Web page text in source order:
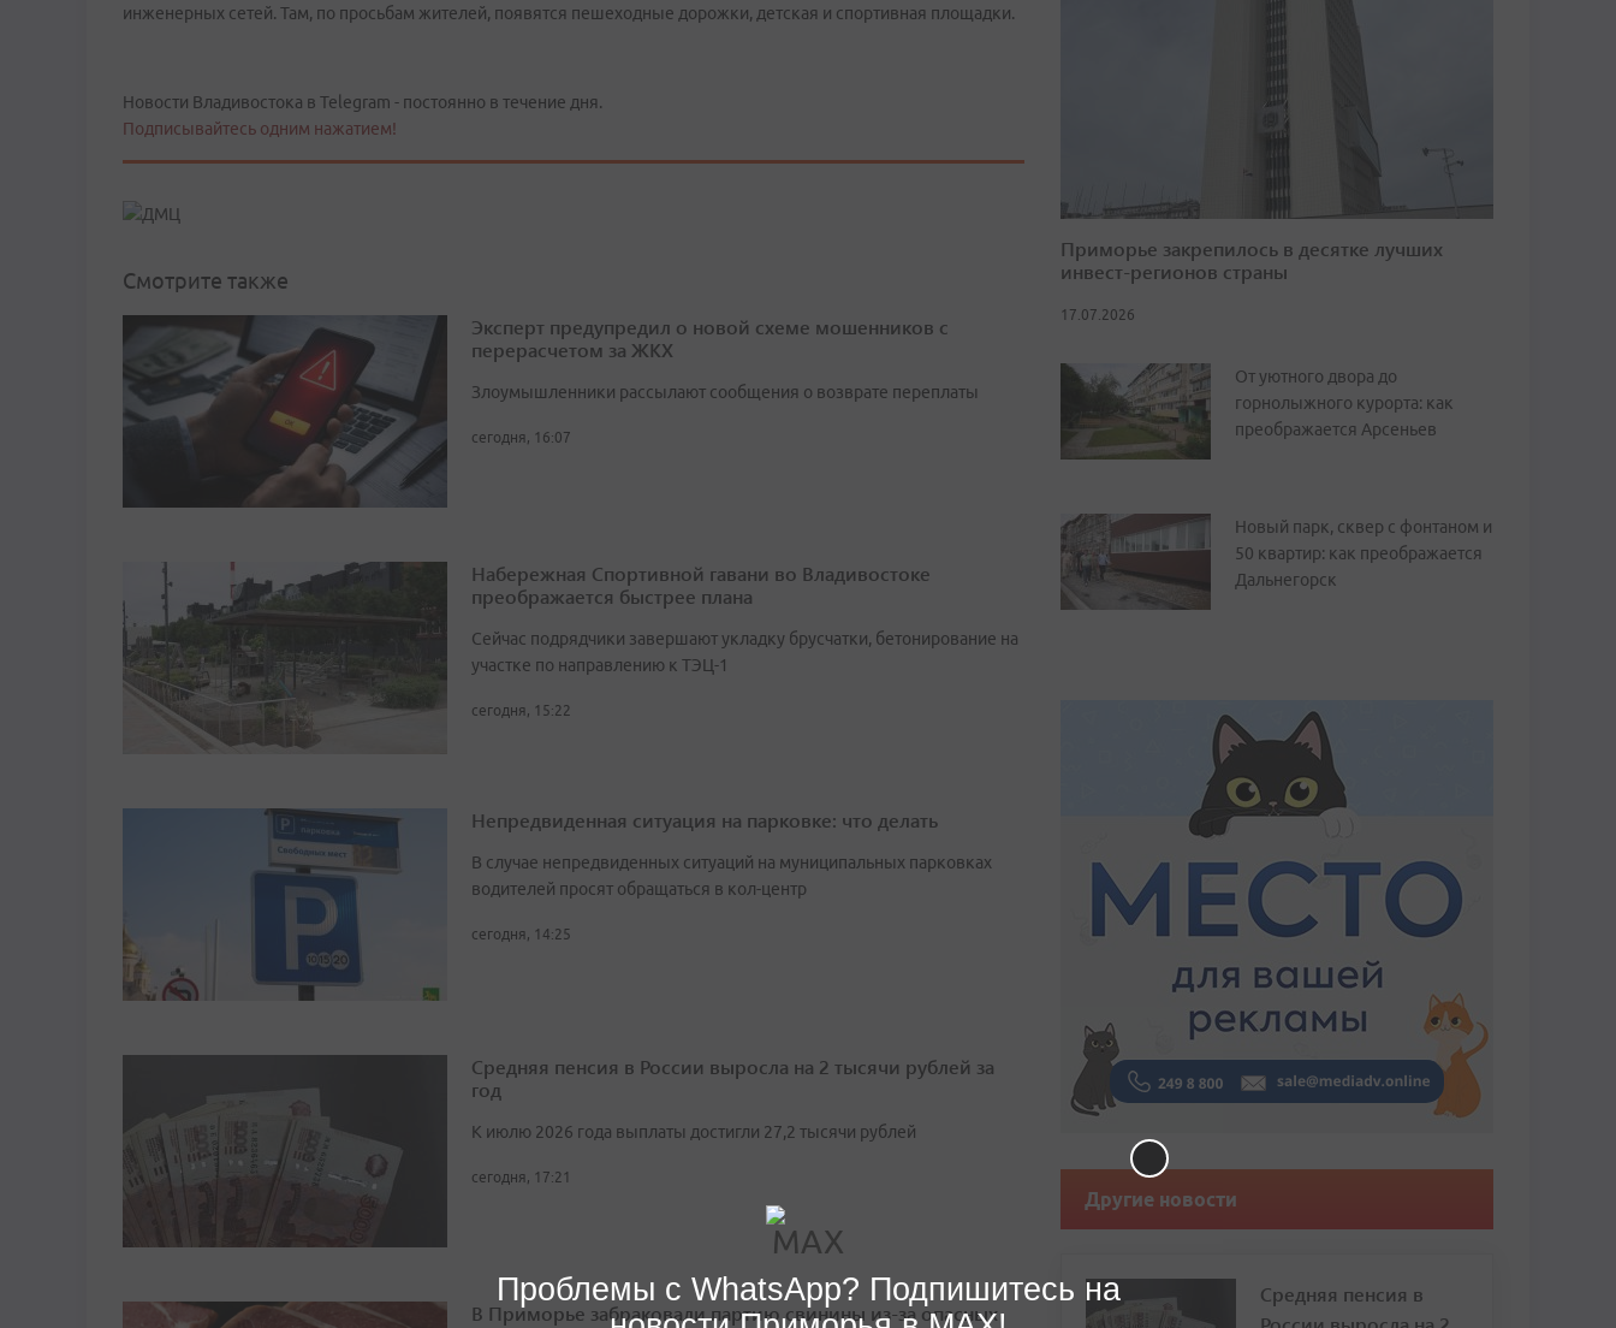
инженерных сетей. Там, по просьбам жителей, появятся пешеходные дорожки, детская и спортивная площадки.
Новости Владивостока в Telegram - постоянно в течение дня.
Подписывайтесь одним нажатием!
Смотрите также
Эксперт предупредил о новой схеме мошенников с
перерасчетом за ЖКХ
Злоумышленники рассылают сообщения о возврате переплаты
сегодня, 16:07
Набережная Спортивной гавани во Владивостоке
преображается быстрее плана
Сейчас подрядчики завершают укладку брусчатки, бетонирование на
участке по направлению к ТЭЦ-1
сегодня, 15:22
Непредвиденная ситуация на парковке: что делать
В случае непредвиденных ситуаций на муниципальных парковках
водителей просят обращаться в кол-центр
сегодня, 14:25
Средняя пенсия в России выросла на 2 тысячи рублей за
год
К июлю 2026 года выплаты достигли 27,2 тысячи рублей
сегодня, 17:21
В Приморье забраковали партию свинины из-за опасных
Приморье закрепилось в десятке лучших
инвест-регионов страны
17.07.2026
От уютного двора до
горнолыжного курорта: как
преображается Арсеньев
Новый парк, сквер с фонтаном и
50 квартир: как преображается
Дальнегорск
Другие новости
Средняя пенсия в
Проблемы с WhatsApp? Подпишитесь на